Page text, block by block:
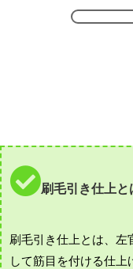
刷毛引き仕上と
刷毛引き仕上とは、左
して筋目を付ける仕